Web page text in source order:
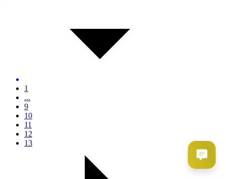
1
...
9
10
11
12
13